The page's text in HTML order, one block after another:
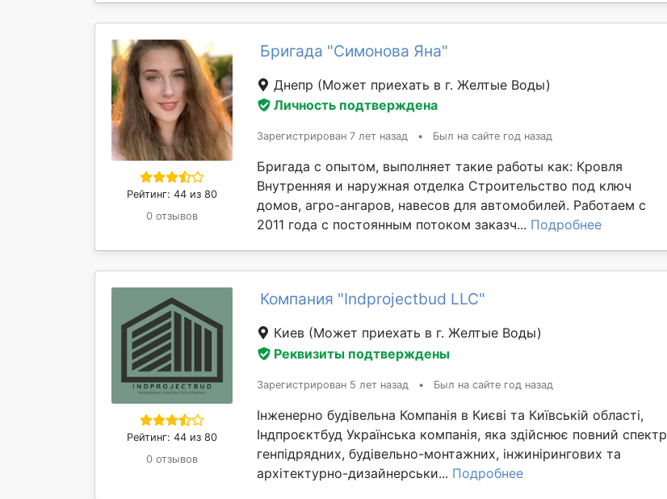
Рейтинг: 44 из 80
0 отзывов
Бригада "Симонова Яна"
Днепр (Может приехать в г. Желтые Воды)
Личность подтверждена
Зарегистрирован 7 лет назад • Был на сайте год назад
Бригада с опытом, выполняет такие работы как: Кровля
Внутренняя и наружная отделка Строительство под ключ
домов, агро-ангаров, навесов для автомобилей. Работаем с
2011 года с постоянным потоком заказч... Подробнее
Рейтинг: 44 из 80
0 отзывов
Компания "Indprojectbud LLC"
Киев (Может приехать в г. Желтые Воды)
Реквизиты подтверждены
Зарегистрирован 5 лет назад • Был на сайте год назад
Інженерно будівельна Компанія в Києві та Київській області,
Індпроєктбуд Українська компанія, яка здійснює повний спектр
генпідрядних, будівельно-монтажних, інжинірингових та
архітектурно-дизайнерськи... Подробнее